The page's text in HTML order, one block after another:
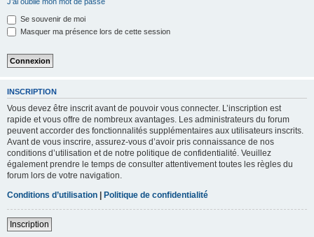
Se souvenir de moi
Masquer ma présence lors de cette session
INSCRIPTION
Vous devez être inscrit avant de pouvoir vous connecter. L’inscription est
rapide et vous offre de nombreux avantages. Les administrateurs du forum
peuvent accorder des fonctionnalités supplémentaires aux utilisateurs inscrits.
Avant de vous inscrire, assurez-vous d’avoir pris connaissance de nos
conditions d’utilisation et de notre politique de confidentialité. Veuillez
également prendre le temps de consulter attentivement toutes les règles du
forum lors de votre navigation.
Conditions d’utilisation | Politique de confidentialité
Inscription